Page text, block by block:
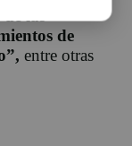
las
de
entre otras